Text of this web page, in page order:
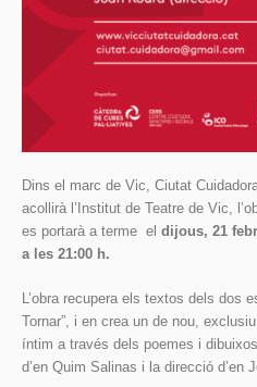
Dins el marc de Vic, Ciutat
acollirà l’Institut de Teatre de Vic,
es portarà a terme el dijous, 21
a les 21:00 h.
L’obra recupera els textos dels dos
Tornar”, i en crea un de nou,
íntim a través dels poemes i
d’en Quim Salinas i la direcció d’en